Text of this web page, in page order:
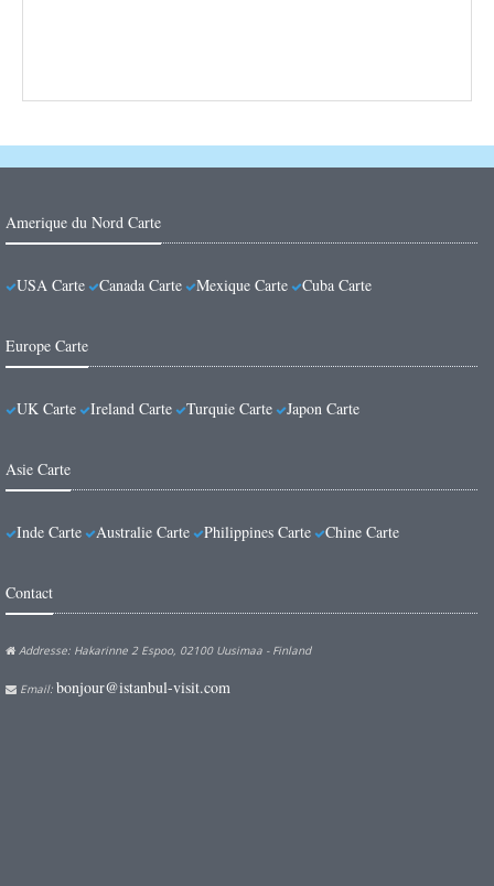
Amerique du Nord Carte
USA Carte Canada Carte Mexique Carte Cuba Carte
Europe Carte
UK Carte Ireland Carte Turquie Carte Japon Carte
Asie Carte
Inde Carte Australie Carte Philippines Carte Chine Carte
Contact
Addresse: Hakarinne 2 Espoo, 02100 Uusimaa - Finland
Email: bonjour@istanbul-visit.com